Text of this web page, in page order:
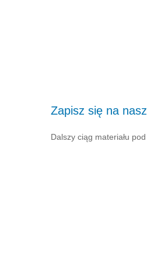
Zapisz się na
Dalszy ciąg materiału